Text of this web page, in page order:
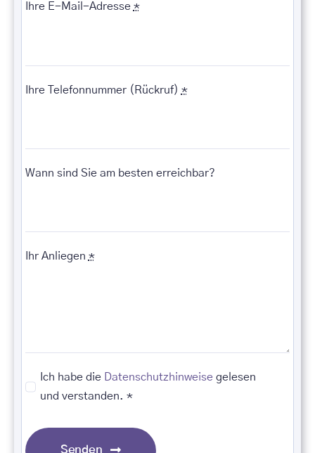
Ihre E-Mail-Adresse *
Ihre Telefonnummer (Rückruf) *
Wann sind Sie am besten erreichbar?
Ihr Anliegen *
Ich habe die Datenschutzhinweise gelesen
und verstanden. *
Senden